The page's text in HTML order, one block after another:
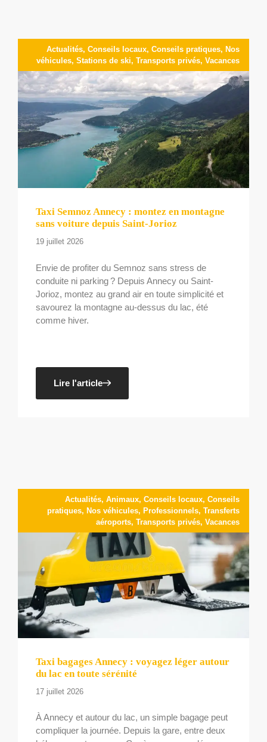
Actualités, Conseils locaux, Conseils pratiques, Nos
véhicules, Stations de ski, Transports privés, Vacances
Taxi Semnoz Annecy : montez en montagne
sans voiture depuis Saint-Jorioz
19 juillet 2026
Envie de profiter du Semnoz sans stress de
conduite ni parking ? Depuis Annecy ou Saint-
Jorioz, montez au grand air en toute simplicité et
savourez la montagne au-dessus du lac, été
comme hiver.
Lire l'article
Actualités, Animaux, Conseils locaux, Conseils
pratiques, Nos véhicules, Professionnels, Transferts
aéroports, Transports privés, Vacances
Taxi bagages Annecy : voyagez léger autour
du lac en toute sérénité
17 juillet 2026
À Annecy et autour du lac, un simple bagage peut
compliquer la journée. Depuis la gare, entre deux